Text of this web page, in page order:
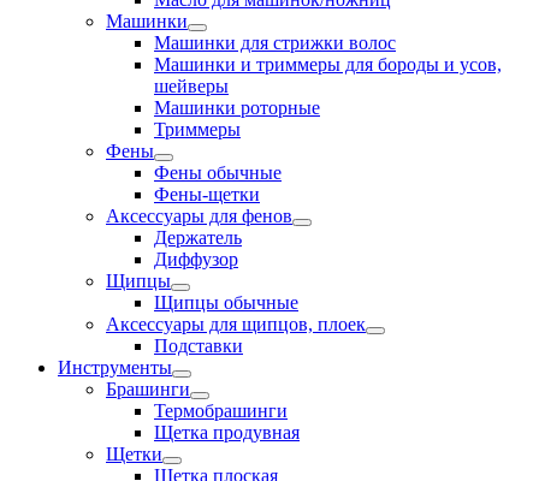
Машинки
Машинки для стрижки волос
Машинки и триммеры для бороды и усов,
шейверы
Машинки роторные
Триммеры
Фены
Фены обычные
Фены-щетки
Аксессуары для фенов
Держатель
Диффузор
Щипцы
Щипцы обычные
Аксессуары для щипцов, плоек
Подставки
Инструменты
Брашинги
Термобрашинги
Щетка продувная
Щетки
Щетка плоская